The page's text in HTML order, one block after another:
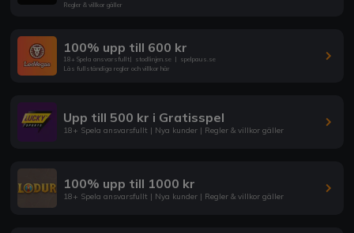
Regler & villkor gäller
100% upp till 600 kr
18+ Spela ansvarsfullt| stodlinjen.se | spelpaus.se
Läs fullständiga regler och villkor här
Upp till 500 kr i Gratisspel
18+ Spela ansvarsfullt | Nya kunder | Regler & villkor gäller
100% upp till 1000 kr
18+ Spela ansvarsfullt | Nya kunder | Regler & villkor gäller